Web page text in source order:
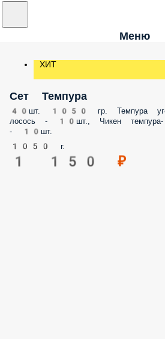
Меню
ХИТ
Сет Темпура
40шт. 1050 гр. Темпура
лосось - 10шт., Чикен
- 10шт.
1050 г.
1 150 ₽